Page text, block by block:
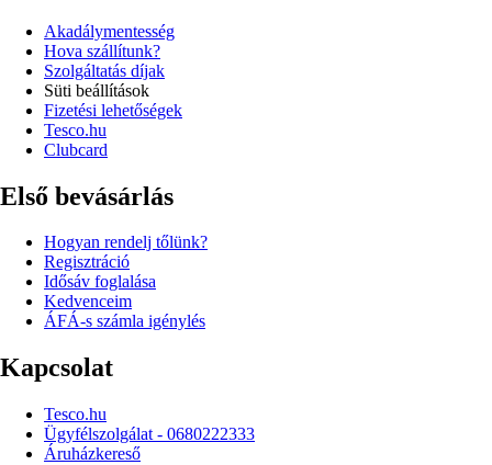
Akadálymentesség
Hova szállítunk?
Szolgáltatás díjak
Süti beállítások
Fizetési lehetőségek
Tesco.hu
Clubcard
Első bevásárlás
Hogyan rendelj tőlünk?
Regisztráció
Idősáv foglalása
Kedvenceim
ÁFÁ-s számla igénylés
Kapcsolat
Tesco.hu
Ügyfélszolgálat - 0680222333
Áruházkereső